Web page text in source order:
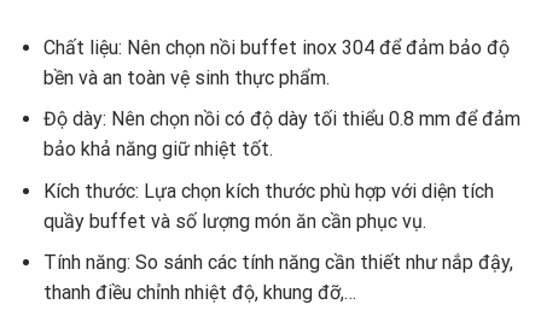
Chất liệu: Nên chọn nồi buffet inox 304 để đảm bảo độ
bền và an toàn vệ sinh thực phẩm.
Độ dày: Nên chọn nồi có độ dày tối thiểu 0.8 mm để đảm
bảo khả năng giữ nhiệt tốt.
Kích thước: Lựa chọn kích thước phù hợp với diện tích
quầy buffet và số lượng món ăn cần phục vụ.
Tính năng: So sánh các tính năng cần thiết như nắp đậy,
thanh điều chỉnh nhiệt độ, khung đỡ,…